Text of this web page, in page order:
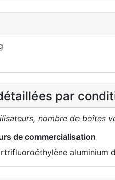
par
nombre de boîtes
de commercialisation
aluminium